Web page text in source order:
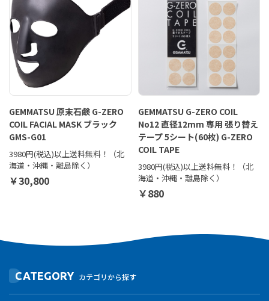
GEMMATSU 原末石鹸 G-ZERO
COIL FACIAL MASK ブラック
GMS-G01
3980円(税込)以上送料無料！（北
海道・沖縄・離島除く）
￥30,800
GEMMATSU G-ZERO COIL
No12 直径12mm 専用 張り替え
テープ 5シート(60枚) G-ZERO
COIL TAPE
3980円(税込)以上送料無料！（北
海道・沖縄・離島除く）
￥880
CATEGORY カテゴリから探す